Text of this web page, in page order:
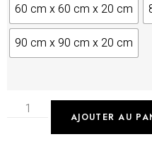
60 cm x 60 cm x 20 cm
90 cm x 90 cm x 20 cm
AJOUTER AU